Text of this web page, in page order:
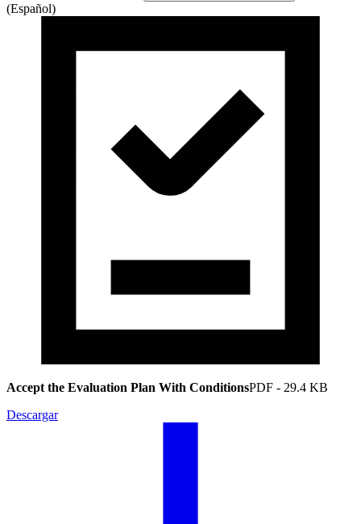
(Español)
Accept the Evaluation Plan With ConditionsPDF - 29.4 KB
Descargar